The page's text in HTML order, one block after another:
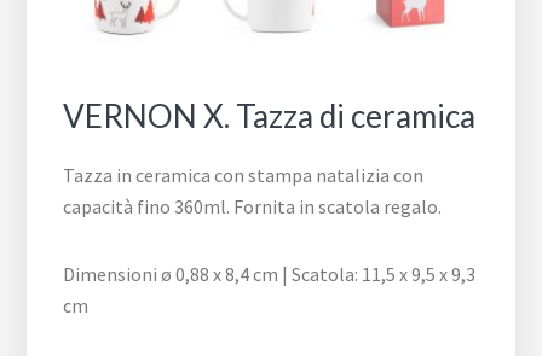
VERNON X. Tazza di ceramica
Tazza in ceramica con stampa natalizia con
capacità fino 360ml. Fornita in scatola regalo.
Dimensioni ø 0,88 x 8,4 cm | Scatola: 11,5 x 9,5 x 9,3
cm